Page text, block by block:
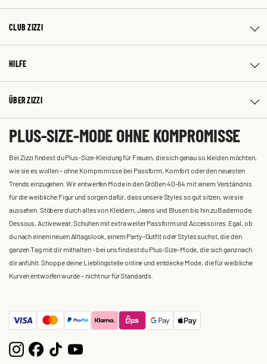
CLUB ZIZZI
HILFE
ÜBER ZIZZI
PLUS-SIZE-MODE OHNE KOMPROMISSE
Bei Zizzi findest du Plus-Size-Kleidung für Frauen, die sich genau so kleiden möchten,
wie sie es wollen – ohne Kompromisse bei Passform, Komfort oder den neuesten
Trends einzugehen. Wir entwerfen Mode in den Größen 40-64 mit einem Verständnis
für die weibliche Figur und sorgen dafür, dass unsere Styles so gut sitzen, wie sie
aussehen. Stöbere durch alles von Kleidern, Jeans und Blusen bis hin zu Bademode,
Dessous, Activewear, Schuhen mit extra weiter Passform und Accessoires. Egal, ob
du nach einem neuen Alltagslook, einem Party-Outfit oder Styles suchst, die den
ganzen Tag mit dir mithalten – bei uns findest du Plus-Size-Mode, die sich ganz nach
dir anfühlt. Shoppe deine Lieblingsteile online und entdecke Mode, die für weibliche
Kurven entworfen wurde – nicht nur für Standards.